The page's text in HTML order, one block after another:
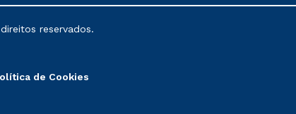
sofrer alterações nos períodos de
reservados.
de Cookies